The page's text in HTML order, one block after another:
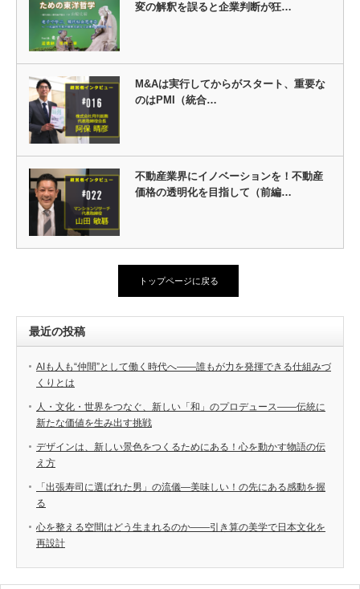
変の解釈を誤ると企業判断が狂…
M&Aは実行してからがスタート、重要な
のはPMI（統合…
不動産業界にイノベーションを！不動産
価格の透明化を目指して（前編…
トップページに戻る
最近の投稿
AIも人も“仲間”として働く時代へ――誰もが力を発揮できる仕組みづ
くりとは
人・文化・世界をつなぐ、新しい「和」のプロデュース――伝統に
新たな価値を生み出す挑戦
デザインは、新しい景色をつくるためにある！心を動かす物語の伝
え方
「出張寿司に選ばれた男」の流儀―美味しい！の先にある感動を握
る
心を整える空間はどう生まれるのか――引き算の美学で日本文化を
再設計